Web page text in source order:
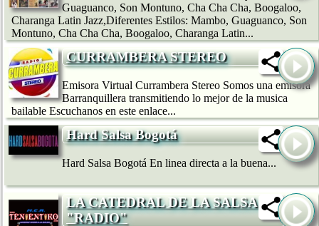
Guaguanco, Son Montuno, Cha Cha Cha, Boogaloo,
Charanga Latin Jazz,Diferentes Estilos: Mambo, Guaguanco, Son
Montuno, Cha Cha Cha, Boogaloo, Charanga Latin...
CURRAMBERA STEREO
Emisora Virtual Currambera Stereo Somos una emisora
Barranquillera transmitiendo lo mejor de la musica
bailable Escuchanos en este enlace...
Hard Salsa Bogotá
Hard Salsa Bogotá En linea directa a la buena...
LA CATEDRAL DE LA SALSA
"RADIO"